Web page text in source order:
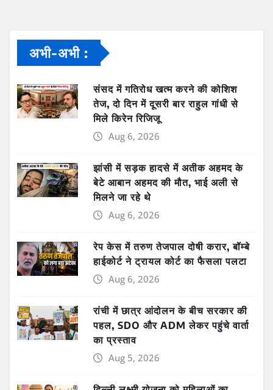
अभी-अभी :
संसद में गतिरोध खत्म करने की कोशिश
तेज, दो दिन में दूसरी बार राहुल गांधी से
मिले किरेन रिजिजू
Aug 6, 2026
झांसी में सड़क हादसे में अतीक अहमद के
बेटे आबान अहमद की मौत, भाई अली से
मिलने जा रहे थे
Aug 6, 2026
रेप केस में तरुण तेजपाल दोषी करार, बॉम्बे
हाईकोर्ट ने ट्रायल कोर्ट का फैसला पलटा
Aug 6, 2026
रांची में छात्र आंदोलन के बीच सरकार की
पहल, SDO और ADM लेकर पहुंचे वार्ता
का प्रस्ताव
Aug 5, 2026